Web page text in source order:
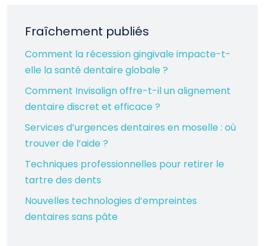
Fraîchement publiés
Comment la récession gingivale impacte-t-
elle la santé dentaire globale ?
Comment Invisalign offre-t-il un alignement
dentaire discret et efficace ?
Services d’urgences dentaires en moselle : où
trouver de l’aide ?
Techniques professionnelles pour retirer le
tartre des dents
Nouvelles technologies d’empreintes
dentaires sans pâte